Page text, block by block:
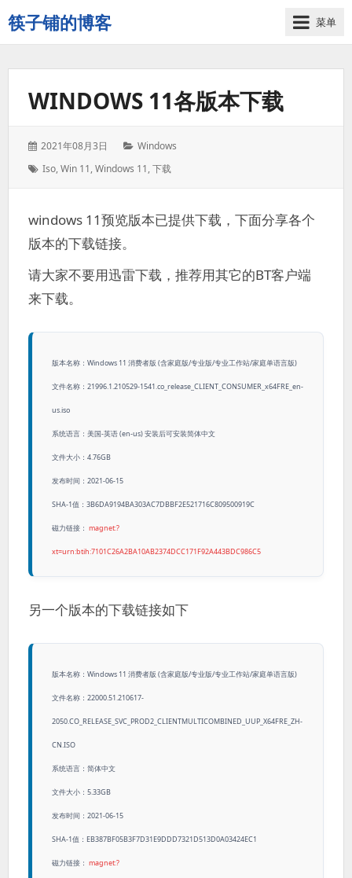
筷子铺的博客
记
录
菜单
WINDOWS 11各版本下载
发
于：
2021年08月3日
分
Windows
标
Iso,Win 11,Windows 11,下载
windows 11预览版本已提供下载，下面分享各个
版本的下载链接。
请大家不要用迅雷下载，推荐用其它的BT客户端
来下载。
版本名称：Windows 11 消费者版 (含家庭版/专业版/专业工作站/家庭单语言版)
文件名称：21996.1.210529-1541.co_release_CLIENT_CONSUMER_x64FRE_en-
us.iso
系统语言：美国-英语 (en-us) 安装后可安装简体中文
文件大小：4.76GB
发布时间：2021-06-15
SHA-1值：3B6DA9194BA303AC7DBBF2E521716C809500919C
磁力链接： magnet:?
xt=urn:btih:7101C26A2BA10AB2374DCC171F92A443BDC986C5
另一个版本的下载链接如下
版本名称：Windows 11 消费者版 (含家庭版/专业版/专业工作站/家庭单语言版)
文件名称：22000.51.210617-
2050.CO_RELEASE_SVC_PROD2_CLIENTMULTICOMBINED_UUP_X64FRE_ZH-
CN.ISO
系统语言：简体中文
文件大小：5.33GB
发布时间：2021-06-15
SHA-1值：EB387BF05B3F7D31E9DDD7321D513D0A03424EC1
磁力链接： magnet:?